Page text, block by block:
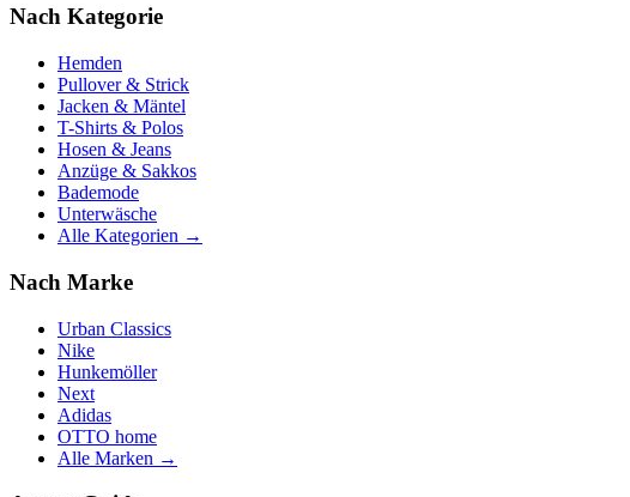
Nach Kategorie
Hemden
Pullover & Strick
Jacken & Mäntel
T-Shirts & Polos
Hosen & Jeans
Anzüge & Sakkos
Bademode
Unterwäsche
Alle Kategorien →
Nach Marke
Urban Classics
Nike
Hunkemöller
Next
Adidas
OTTO home
Alle Marken →